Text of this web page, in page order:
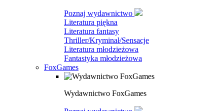
Poznaj wydawnictwo
Literatura piękna
Literatura fantasy
Thriller/Kryminał/Sensacje
Literatura młodzieżowa
Fantastyka młodzieżowa
FoxGames
Wydawnictwo FoxGames